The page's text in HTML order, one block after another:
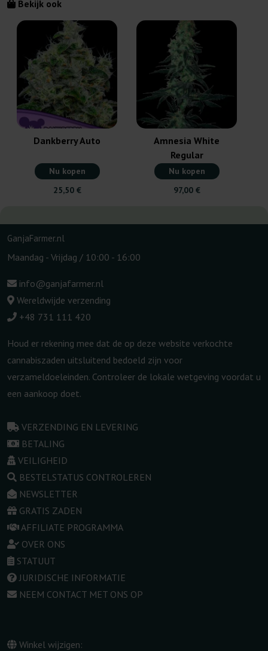
Bekijk ook
Dankberry Auto
Nu kopen
25,50 €
Amnesia White
Regular
Nu kopen
97,00 €
GanjaFarmer.nl
Maandag - Vrijdag / 10:00 - 16:00
info@ganjafarmer.nl
Wereldwijde verzending
+48 731 111 420
Houd er rekening mee dat de op deze website verkochte
cannabiszaden uitsluitend bedoeld zijn voor
verzameldoeleinden. Controleer de lokale wetgeving voordat u
een aankoop doet.
VERZENDING EN LEVERING
BETALING
VEILIGHEID
BESTELSTATUS CONTROLEREN
NEWSLETTER
GRATIS ZADEN
AFFILIATE PROGRAMMA
OVER ONS
STATUUT
JURIDISCHE INFORMATIE
NEEM CONTACT MET ONS OP
Winkel wijzigen: